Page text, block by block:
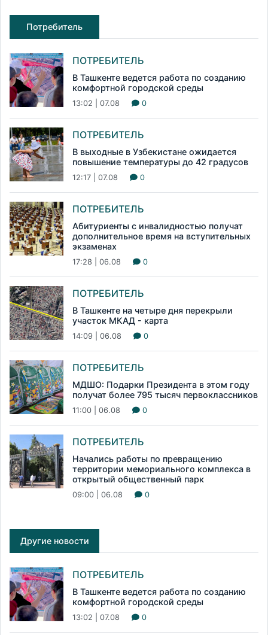
Потребитель
ПОТРЕБИТЕЛЬ
В Ташкенте ведется работа по созданию
комфортной городской среды
13:02 | 07.08 0
ПОТРЕБИТЕЛЬ
В выходные в Узбекистане ожидается
повышение температуры до 42 градусов
12:17 | 07.08 0
ПОТРЕБИТЕЛЬ
Абитуриенты с инвалидностью получат
дополнительное время на вступительных
экзаменах
17:28 | 06.08 0
ПОТРЕБИТЕЛЬ
В Ташкенте на четыре дня перекрыли
участок МКАД - карта
14:09 | 06.08 0
ПОТРЕБИТЕЛЬ
МДШО: Подарки Президента в этом году
получат более 795 тысяч первоклассников
11:00 | 06.08 0
ПОТРЕБИТЕЛЬ
Начались работы по превращению
территории мемориального комплекса в
открытый общественный парк
09:00 | 06.08 0
Другие новости
ПОТРЕБИТЕЛЬ
В Ташкенте ведется работа по созданию
комфортной городской среды
13:02 | 07.08 0